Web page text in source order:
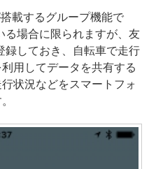
載するグループ機能で
る場合に限られますが、友
録しておき、自転車で走行
用してデータを共有する
状況などをスマートフォ